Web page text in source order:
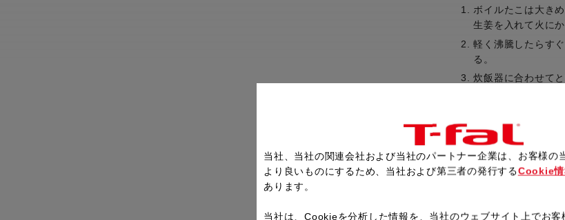
ボイルたこは大き
生姜を入れて火にか
軽く沸騰したらす
る。
炊飯器に合わせて
炊きあがったら手
ゆでたさやえんど
当社、当社の関連会社および当社のパートナー企業は、お客様の
より良いものにするため、当社および第三者の発行するCookie情
あります。
当社は、Cookieを分析した情報を、当社のウェブサイト上でお客